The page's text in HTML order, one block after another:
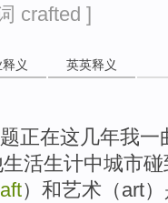
crafted ]
义 英英释义
正在这几年我
活生计中城市
）和艺术（art